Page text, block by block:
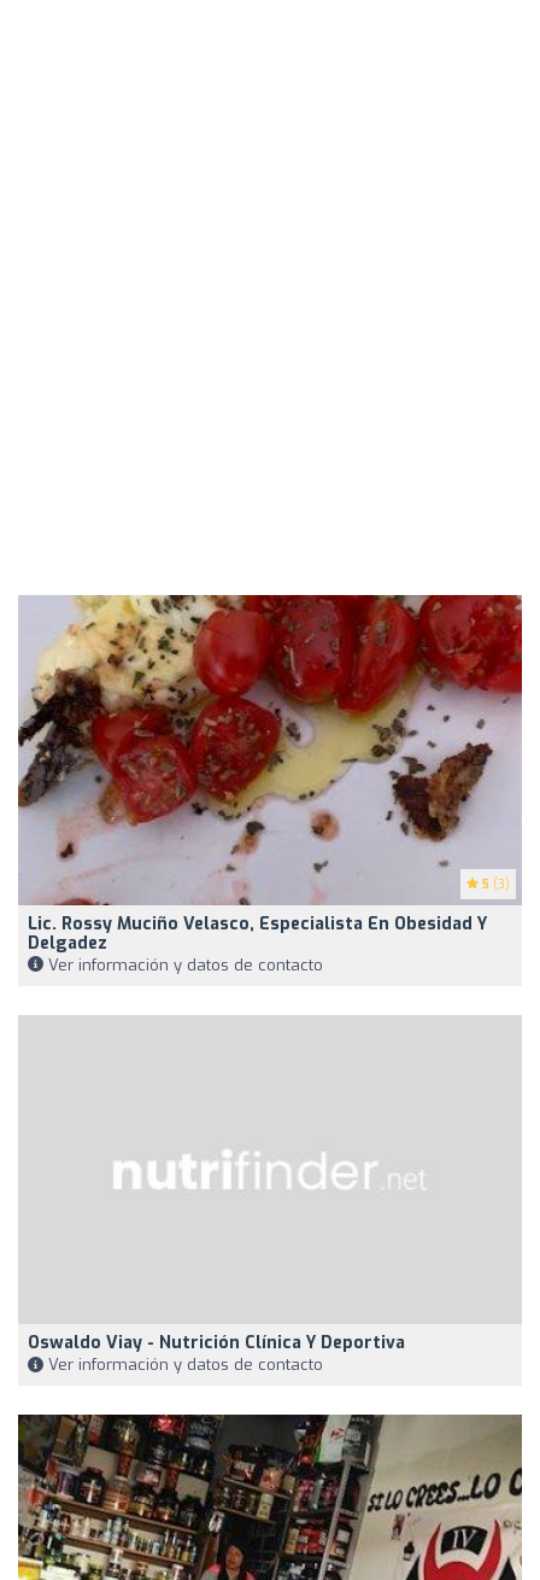
5 (3)
Lic. Rossy Muciño Velasco, Especialista En Obesidad Y
Delgadez
Ver información y datos de contacto
Oswaldo Viay - Nutrición Clínica Y Deportiva
Ver información y datos de contacto